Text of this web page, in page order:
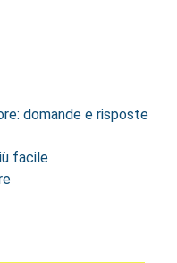
domande e risposte
facile